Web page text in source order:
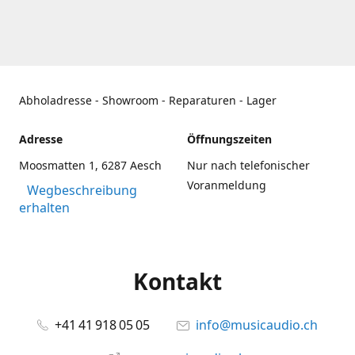
Abholadresse - Showroom - Reparaturen - Lager
Adresse
Moosmatten 1, 6287 Aesch
Wegbeschreibung
erhalten
Öffnungszeiten
Nur nach telefonischer
Voranmeldung
Kontakt
+41 41 918 05 05
info@musicaudio.ch